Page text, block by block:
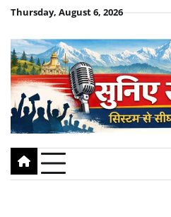
Skip
content
Thursday, August 6, 2026